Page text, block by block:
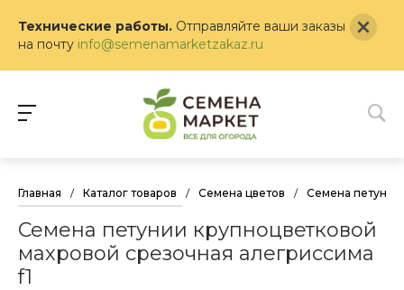
Технические работы. Отправляйте ваши заказы
на почту info@semenamarketzakaz.ru
Главная / Каталог товаров / Семена цветов / Семена петунии
Семена петунии крупноцветковой
махровой срезочная алегриссима
f1